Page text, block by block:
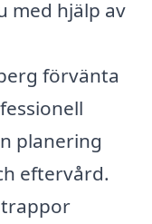
med hjälp av
förvänta
planering
eftervård.
trappor